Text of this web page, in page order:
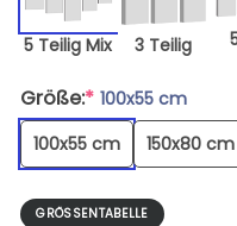
5 Teilig Mix 3 Teilig
Größe:* 100x55 cm
100x55 cm
150x80 cm
GRÖSSENTABELLE